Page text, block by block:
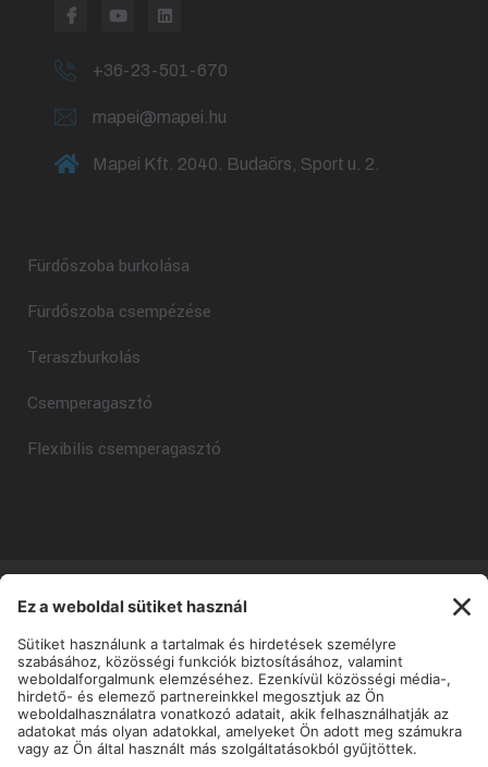
+36-23-501-670
mapei@mapei.hu
Mapei Kft. 2040. Budaörs, Sport u. 2.
Fürdőszoba burkolása
Fürdőszoba csempézése
Teraszburkolás
Csemperagasztó
Flexibilis csemperagasztó
Copyright © Mapei Kft - 2025